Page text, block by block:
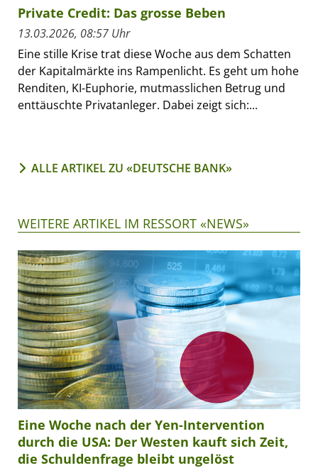
Private Credit: Das grosse Beben
13.03.2026, 08:57 Uhr
Eine stille Krise trat diese Woche aus dem Schatten
der Kapitalmärkte ins Rampenlicht. Es geht um hohe
Renditen, KI-Euphorie, mutmasslichen Betrug und
enttäuschte Privatanleger. Dabei zeigt sich:...
ALLE ARTIKEL ZU «DEUTSCHE BANK»
WEITERE ARTIKEL IM RESSORT «NEWS»
Eine Woche nach der Yen-Intervention
durch die USA: Der Westen kauft sich Zeit,
die Schuldenfrage bleibt ungelöst